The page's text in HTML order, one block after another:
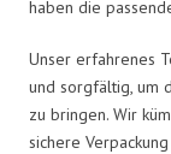
haben die
Unser erfahrenes
und sorgfältig, um
zu bringen. Wir
sichere